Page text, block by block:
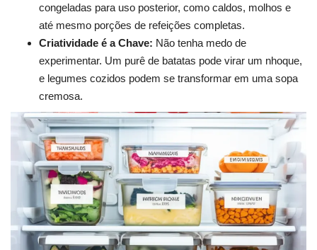
congeladas para uso posterior, como caldos, molhos e
até mesmo porções de refeições completas.
Criatividade é a Chave: Não tenha medo de
experimentar. Um purê de batatas pode virar um nhoque,
e legumes cozidos podem se transformar em uma sopa
cremosa.